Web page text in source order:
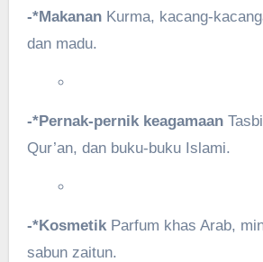
-*MakananKurma, kacang-
dan madu.
-*Pernak-pernik keagamaan
Qur’an, dan buku-buku Islami.
-*KosmetikParfum khas Arab,
sabun zaitun.